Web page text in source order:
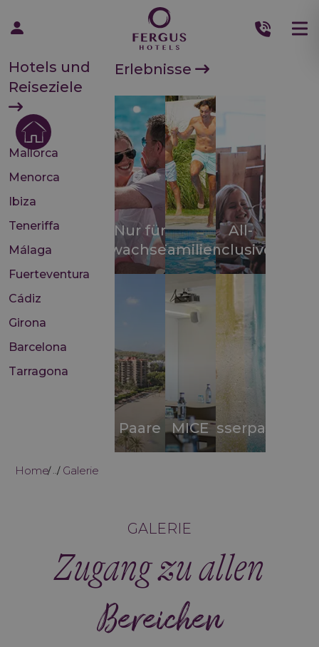
Hotels und
Reiseziele
Mallorca
Menorca
Ibiza
Teneriffa
Málaga
Fuerteventura
Cádiz
Girona
Barcelona
Tarragona
Erlebnisse
Nur für
ErwachseneFamilien
All-
inclusive
Paare MICEWasserparks
Home ... Galerie
GALERIE
Zugang zu allen
Bereichen